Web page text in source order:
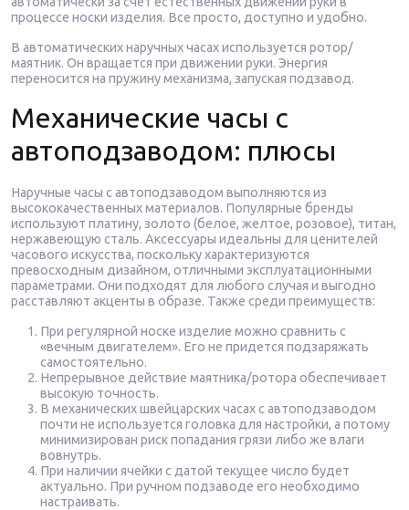
процессе носки изделия. Все просто, доступно и удобно.
В автоматических наручных часах используется ротор/
маятник. Он вращается при движении руки. Энергия
переносится на пружину механизма, запуская подзавод.
Механические часы с
автоподзаводом: плюсы
Наручные часы с автоподзаводом выполняются из
высококачественных материалов. Популярные бренды
используют платину, золото (белое, желтое, розовое), титан,
нержавеющую сталь. Аксессуары идеальны для ценителей
часового искусства, поскольку характеризуются
превосходным дизайном, отличными эксплуатационными
параметрами. Они подходят для любого случая и выгодно
расставляют акценты в образе. Также среди преимуществ:
При регулярной носке изделие можно сравнить с
«вечным двигателем». Его не придется подзаряжать
самостоятельно.
Непрерывное действие маятника/ротора обеспечивает
высокую точность.
В механических швейцарских часах с автоподзаводом
почти не используется головка для настройки, а потому
минимизирован риск попадания грязи либо же влаги
вовнутрь.
При наличии ячейки с датой текущее число будет
актуально. При ручном подзаводе его необходимо
настраивать.